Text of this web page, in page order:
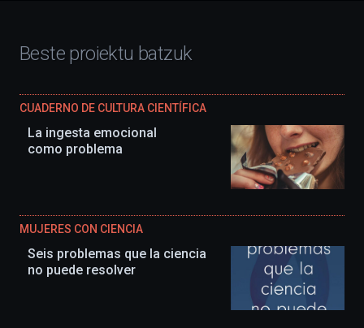
Beste proiektu batzuk
CUADERNO DE CULTURA CIENTÍFICA
La ingesta emocional
como problema
MUJERES CON CIENCIA
Seis problemas que la ciencia
no puede resolver